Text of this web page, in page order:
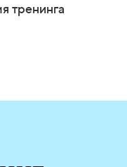
тренинга